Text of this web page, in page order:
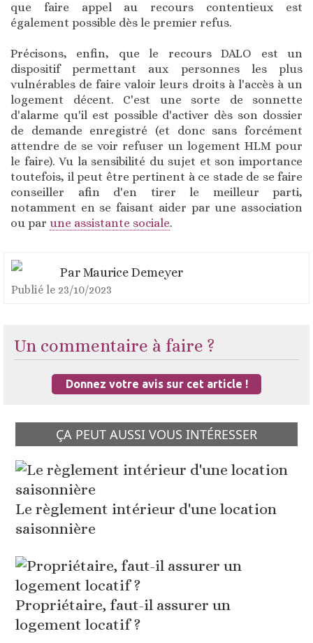
que faire appel au recours contentieux est
également possible dès le premier refus.
Précisons, enfin, que le recours DALO est un
dispositif permettant aux personnes les plus
vulnérables de faire valoir leurs droits à l'accès à un
logement décent. C'est une sorte de sonnette
d'alarme qu'il est possible d'activer dès son dossier
de demande enregistré (et donc sans forcément
attendre de se voir refuser un logement HLM pour
le faire). Vu la sensibilité du sujet et son importance
toutefois, il peut être pertinent à ce stade de se faire
conseiller afin d'en tirer le meilleur parti,
notamment en se faisant aider par une association
ou par une assistante sociale.
Par Maurice Demeyer
Publié le 23/10/2023
Un commentaire à faire ?
Donnez votre avis sur cet article !
ÇA PEUT AUSSI VOUS INTÉRESSER
Le règlement intérieur d'une location
saisonnière
Propriétaire, faut-il assurer un
logement locatif ?